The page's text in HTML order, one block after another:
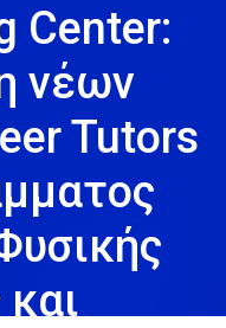
Center:
νέων
Tutors